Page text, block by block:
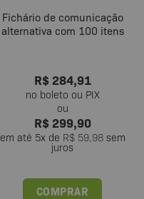
Fichário de comunicação
alternativa com 100 itens
R$284,91
R$299,90
em até 5x de R$59,98sem
juros
COMPRAR